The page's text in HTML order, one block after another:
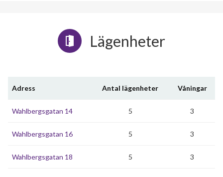
Lägenheter
Adress Antal lägenheter Våningar
Wahlbergsgatan 14 5 3
Wahlbergsgatan 16 5 3
Wahlbergsgatan 18 5 3